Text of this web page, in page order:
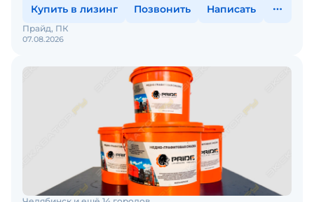
Купить в лизинг Позвонить Написать
07.08.2026
Прайд, ПК